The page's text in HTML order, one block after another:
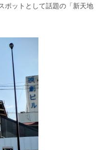
ポットとして話題の「新天地